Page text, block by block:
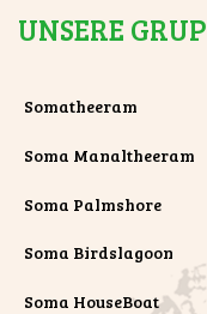
UNSERE
Somatheeram
Soma Manaltheeram
Soma Palmshore
Soma Birdslagoon
Soma HouseBoat